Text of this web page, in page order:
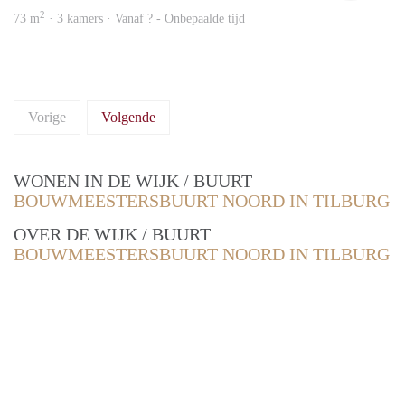
73 m2 · 3 kamers · Vanaf ? - Onbepaalde tijd
Vorige Volgende
WONEN IN DE WIJK / BUURT
BOUWMEESTERSBUURT NOORD IN TILBURG
OVER DE WIJK / BUURT
BOUWMEESTERSBUURT NOORD IN TILBURG